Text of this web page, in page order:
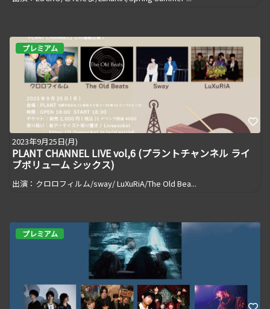
プレミアム
2023年9月25日(月)
PLANT CHANNEL LIVE vol,6 (プラントチャンネル ライ
ブボリューム シックス)
出演：クロロフィルム/sway/ LuXuRiA/The Old Bea...
プレミアム